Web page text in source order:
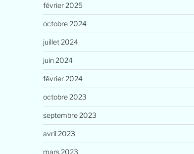
février 2025
octobre 2024
juillet 2024
juin 2024
février 2024
octobre 2023
septembre 2023
avril 2023
mars 2023